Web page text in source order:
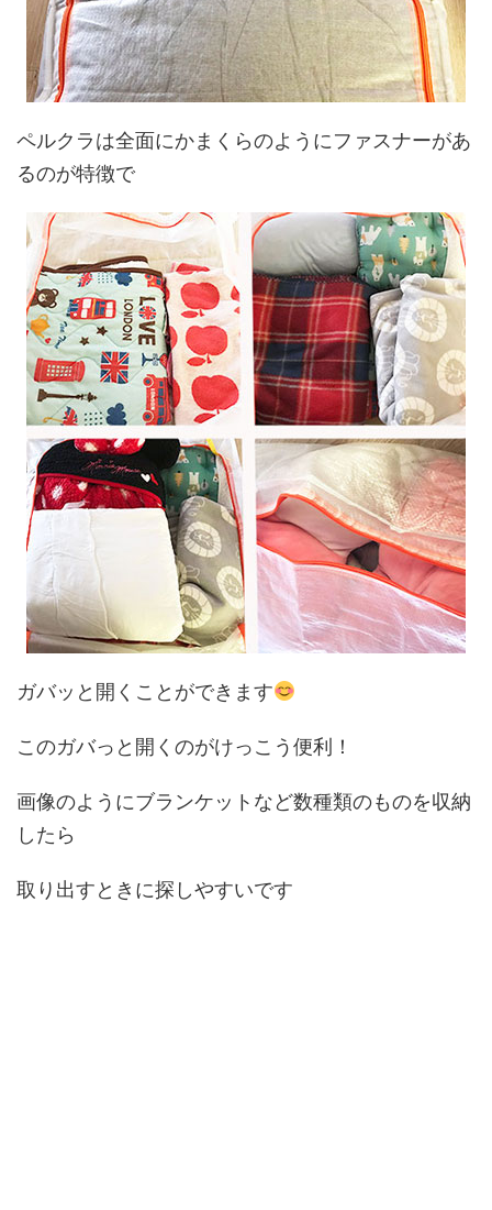
ペルクラは全面にかまくらのようにファスナーがあ
るのが特徴で
ガバッと開くことができます
このガバっと開くのがけっこう便利！
画像のようにブランケットなど数種類のものを収納
したら
取り出すときに探しやすいです